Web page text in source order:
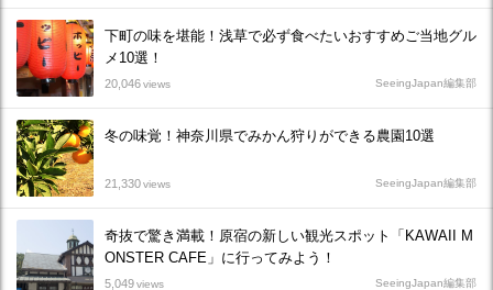
下町の味を堪能！浅草で必ず食べたいおすすめご当地グル
メ10選！
20,046views SeeingJapan編集部
冬の味覚！神奈川県でみかん狩りができる農園10選
21,330views SeeingJapan編集部
奇抜で驚き満載！原宿の新しい観光スポット「KAWAII M
ONSTER CAFE」に行ってみよう！
5,049views SeeingJapan編集部